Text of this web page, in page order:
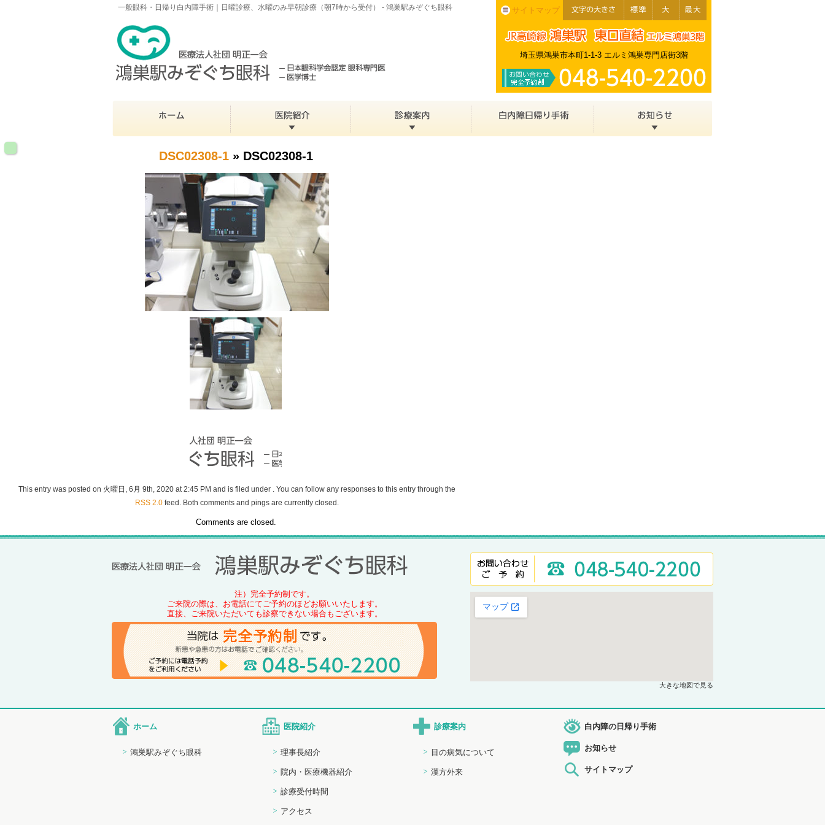
一般眼科・日帰り白内障手術｜日曜診療、水曜のみ早朝診療（朝7時から受付） - 鴻巣駅みぞぐち眼科 サイトマップ
埼玉県鴻巣市本町1-1-3 エルミ鴻巣専門店街3階
DSC02308-1» DSC02308-1
This entry was posted on 火曜日, 6月 9th, 2020 at 2:45 PM and is filed under . You can follow any responses to this entry through the
RSS 2.0 feed. Both comments and pings are currently closed.
Comments are closed.
大きな地図で見る
注）完全予約制です。
ご来院の際は、お電話にてご予約のほどお願いいたします。
直接、ご来院いただいても診察できない場合もございます。
ホーム
鴻巣駅みぞぐち眼科
医院紹介
理事長紹介
院内・医療機器紹介
診療受付時間
アクセス
診療案内
目の病気について
漢方外来
白内障の日帰り手術
お知らせ
サイトマップ